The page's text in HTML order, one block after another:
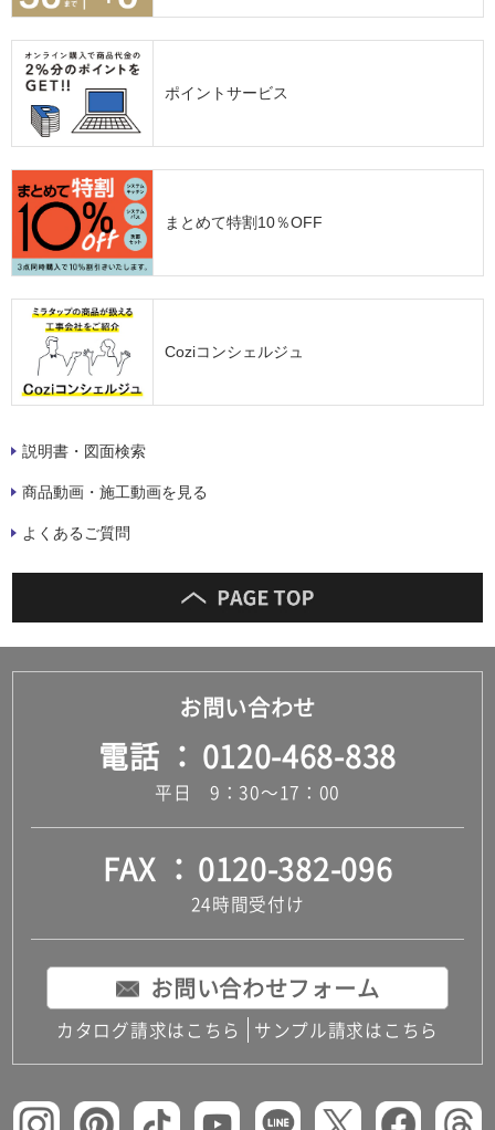
ポイントサービス
まとめて特割10％OFF
Coziコンシェルジュ
説明書・図面検索
商品動画・施工動画を見る
よくあるご質問
お問い合わせ
電話 0120-468-838
平日 9：30～17：00
FAX 0120-382-096
24時間受付け
お問い合わせフォーム
カタログ請求はこちら サンプル請求はこちら